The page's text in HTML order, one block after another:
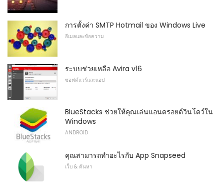
การตั้งค่า SMTP Hotmail ของ Windows Live
อีเมลและข้อความ
ระบบช่วยเหลือ Avira v16
ซอฟต์แวร์และแอป
BlueStacks ช่วยให้คุณเล่นแอนดรอยด์วินโดว์ใน
Windows
ANDROID
คุณสามารถทำอะไรกับ App Snapseed
เว็บ & ค้นหา